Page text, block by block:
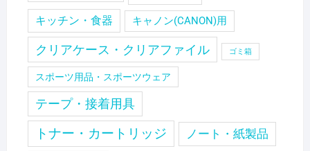
キッチン・食器 キャノン(CANON)用
クリアケース・クリアファイル ゴミ箱
スポーツ用品・スポーツウェア
テープ・接着用具
トナー・カートリッジ ノート・紙製品